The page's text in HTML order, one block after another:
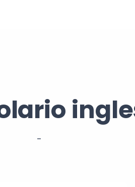
-